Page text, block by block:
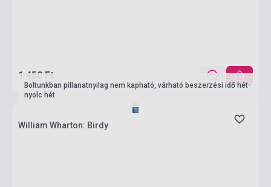
1 450 Ft
Boltunkban pillanatnyilag nem kapható, várható beszerzési idő hét-
nyolc hét
William Wharton: Birdy